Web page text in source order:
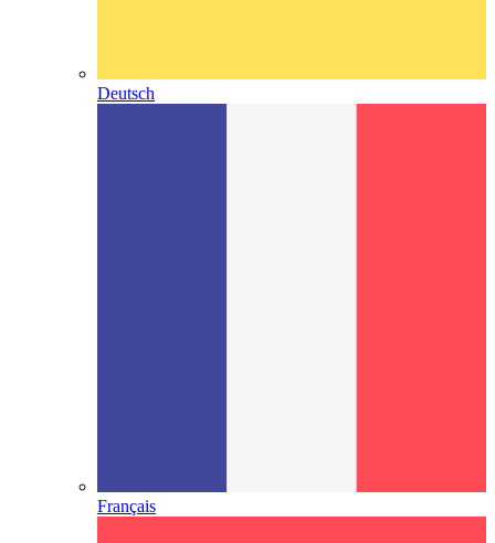
Deutsch
Français